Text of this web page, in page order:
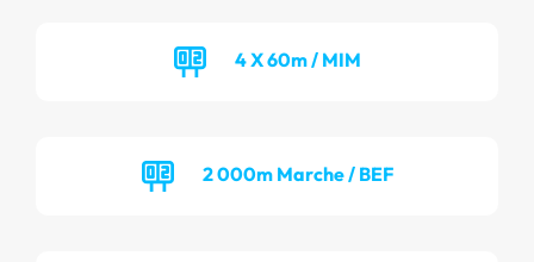
4 X 60m / MIM
2 000m Marche / BEF